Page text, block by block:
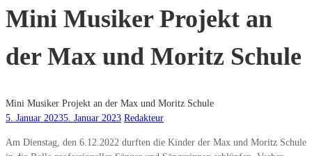
Mini Musiker Projekt an
der Max und Moritz Schule
Mini Musiker Projekt an der Max und Moritz Schule
5. Januar 20235. Januar 2023 Redakteur
Am Dienstag, den 6.12.2022 durften die Kinder der Max und Moritz Schule